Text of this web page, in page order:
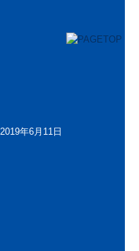
2019年6月11日